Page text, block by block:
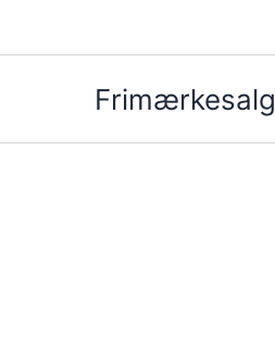
Frimærkesalg